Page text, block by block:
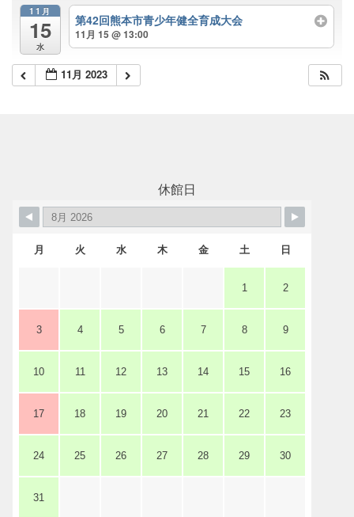
施設ご利用について
各施設の設備詳細・資料
アクセス
11月
15
水
第42回熊本市青少年健全育成大会
11月 15 @ 13:00
11月 2023
休館日
月 火 水 木 金 土 日
1 2
3 4 5 6 7 8 9
10 11 12 13 14 15 16
17 18 19 20 21 22 23
24 25 26 27 28 29 30
31